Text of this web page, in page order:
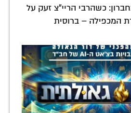
כשהרבי הריי"צ זעק על
המכפילה – ברוסית